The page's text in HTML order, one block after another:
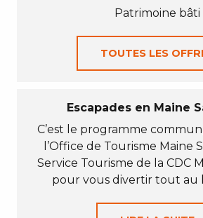
Patrimoine bâti
TOUTES LES
Escapades en Maine
C’est le programme
l’Office de Tourisme Maine
Service Tourisme de la CDC
pour vous divertir tout au